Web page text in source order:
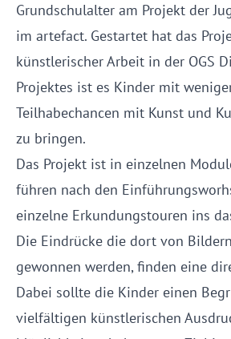
Grundschulalter am Projekt der
im artefact. Gestartet hat das
künstlerischer Arbeit in der OGS
Projektes ist es Kinder mit
Teilhabechancen mit Kunst und
zu bringen.
Das Projekt ist in einzelnen
führen nach den
einzelne Erkundungstouren ins
Die Eindrücke die dort von
gewonnen werden, finden eine
Dabei sollte die Kinder einen
vielfältigen künstlerischen